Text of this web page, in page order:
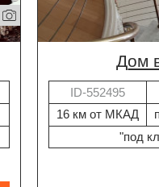
дом
ID-552495
16 км от МКАД
"под